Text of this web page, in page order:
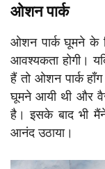
ओशन पार्क
ओशन पार्क घूमने के
आवश्यकता होगी।
हैं तो ओशन पार्क
घूमने आयी थी और
है। इसके बाद भी
आनंद उठाया।